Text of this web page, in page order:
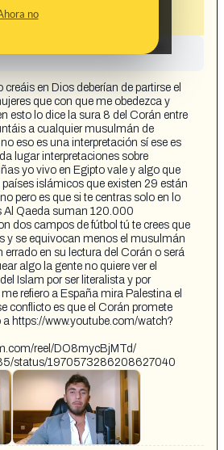
no
e incestos»
yet been investigated by the
en Dios deberían de partirse el
que con que me obedezca y
esto lo dice la sura 8 del Corán entre
a cualquier musulmán de
eso es una interpretación sí ese es
lugar interpretaciones sobre
yo vivo en Egipto vale y algo que
países islámicos que existen 29 están
pero es que si te centras solo en lo
Al Qaeda suman 120.000
dos campos de fútbol tú te crees que
y se equivocan menos el musulmán
errado en su lectura del Corán o será
algo la gente no quiere ver el
Islam por ser literalista y por
refiero a España mira Palestina el
conflicto es que el Corán promete
a https://www.youtube.com/watch?
reel/DO8mycBjMTd/
status/1970573286208627040